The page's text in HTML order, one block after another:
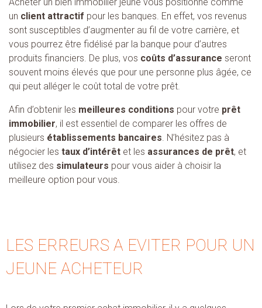
Acheter un bien immobilier jeune vous positionne comme
un client attractif pour les banques. En effet, vos revenus
sont susceptibles d’augmenter au fil de votre carrière, et
vous pourrez être fidélisé par la banque pour d’autres
produits financiers. De plus, vos coûts d’assurance seront
souvent moins élevés que pour une personne plus âgée, ce
qui peut alléger le coût total de votre prêt.
Afin d’obtenir les meilleures conditions pour votre prêt
immobilier, il est essentiel de comparer les offres de
plusieurs établissements bancaires. N’hésitez pas à
négocier les taux d’intérêt et les assurances de prêt, et
utilisez des simulateurs pour vous aider à choisir la
meilleure option pour vous.
LES ERREURS A EVITER POUR UN
JEUNE ACHETEUR